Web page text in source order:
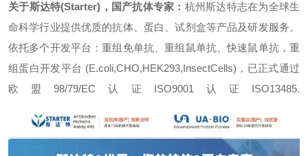
关于斯达特(Starter)，国产抗体专家： 杭州斯达特志在为全球生
命科学行业提供优质的抗体、蛋白、试剂盒等产品及研发服务。
依托多个开发平台：重组免单抗、重组鼠单抗、快速鼠单抗，重
组蛋白开发平台 (E.coli,CHO,HEK293,InsectCells)，已正式通过
欧盟98/79/EC认证ISO9001认证ISO13485.